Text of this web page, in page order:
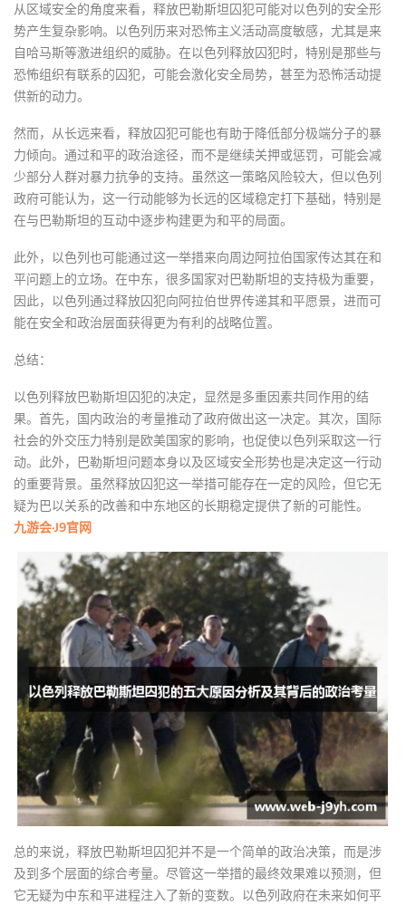
从区域安全的角度来看，释放巴勒斯坦囚犯可能对以色列的安全形
势产生复杂影响。以色列历来对恐怖主义活动高度敏感，尤其是来
自哈马斯等激进组织的威胁。在以色列释放囚犯时，特别是那些与
恐怖组织有联系的囚犯，可能会激化安全局势，甚至为恐怖活动提
供新的动力。
然而，从长远来看，释放囚犯可能也有助于降低部分极端分子的暴
力倾向。通过和平的政治途径，而不是继续关押或惩罚，可能会减
少部分人群对暴力抗争的支持。虽然这一策略风险较大，但以色列
政府可能认为，这一行动能够为长远的区域稳定打下基础，特别是
在与巴勒斯坦的互动中逐步构建更为和平的局面。
此外，以色列也可能通过这一举措来向周边阿拉伯国家传达其在和
平问题上的立场。在中东，很多国家对巴勒斯坦的支持极为重要，
因此，以色列通过释放囚犯向阿拉伯世界传递其和平愿景，进而可
能在安全和政治层面获得更为有利的战略位置。
总结：
以色列释放巴勒斯坦囚犯的决定，显然是多重因素共同作用的结
果。首先，国内政治的考量推动了政府做出这一决定。其次，国际
社会的外交压力特别是欧美国家的影响，也促使以色列采取这一行
动。此外，巴勒斯坦问题本身以及区域安全形势也是决定这一行动
的重要背景。虽然释放囚犯这一举措可能存在一定的风险，但它无
疑为巴以关系的改善和中东地区的长期稳定提供了新的可能性。
九游会·J9官网
总的来说，释放巴勒斯坦囚犯并不是一个简单的政治决策，而是涉
及到多个层面的综合考量。尽管这一举措的最终效果难以预测，但
它无疑为中东和平进程注入了新的变数。以色列政府在未来如何平